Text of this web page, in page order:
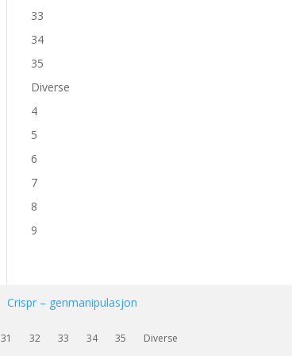
33
34
35
Diverse
4
5
6
7
8
9
Crispr – genmanipulasjon
31 32 33 34 35
Diverse